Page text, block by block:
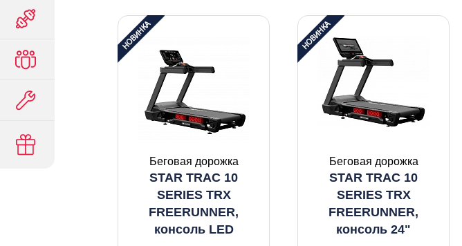
Беговая дорожка
STAR TRAC 10
SERIES TRX
FREERUNNER,
консоль LED
Беговая дорожка
STAR TRAC 10
SERIES TRX
FREERUNNER,
консоль 24"